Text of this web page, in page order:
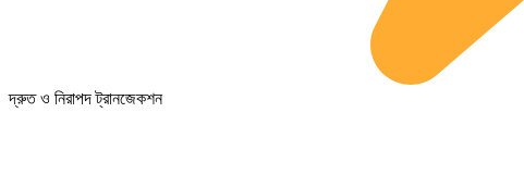
দ্রুত ও নিরাপদ ট্রানজেকশন